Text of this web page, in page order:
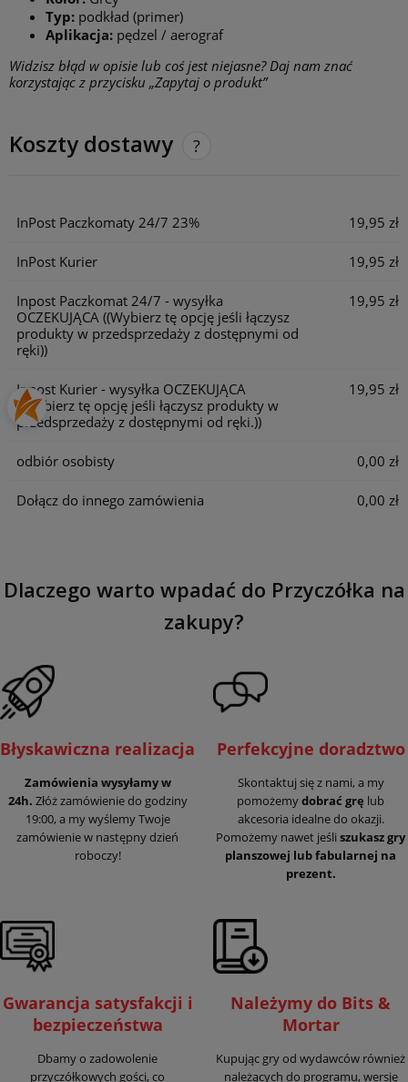
Typ: podkład (primer)
Aplikacja: pędzel / aerograf
Widzisz błąd w opisie lub coś jest niejasne? Daj nam znać
korzystając z przycisku „Zapytaj o produkt”
Koszty dostawy
InPost Paczkomaty 24/7 23% 19,95 zł
InPost Kurier 19,95 zł
Inpost Paczkomat 24/7 - wysyłka
OCZEKUJĄCA((Wybierz tę opcję jeśli łączysz
produkty w przedsprzedaży z dostępnymi od
ręki))
19,95 zł
Inpost Kurier - wysyłka OCZEKUJĄCA
((Wybierz tę opcję jeśli łączysz produkty w
przedsprzedaży z dostępnymi od ręki.))
19,95 zł
odbiór osobisty 0,00 zł
Dołącz do innego zamówienia 0,00 zł
Dlaczego warto wpadać do Przyczółka na
zakupy?
Błyskawiczna realizacja
Zamówienia wysyłamy w
24h. Złóż zamówienie do godziny
19:00, a my wyślemy Twoje
zamówienie w następny dzień
roboczy!
Perfekcyjne doradztwo
Skontaktuj się z nami, a my
pomożemydobrać grę lub
akcesoria idealne do okazji.
Pomożemy nawet jeśli szukasz gry
planszowej lub fabularnej na
prezent.
Gwarancja satysfakcji i
bezpieczeństwa
Dbamy o zadowolenie
przyczółkowych gości, co
Należymy do Bits &
Mortar
Kupując gry od wydawców również
należących do programu, wersję